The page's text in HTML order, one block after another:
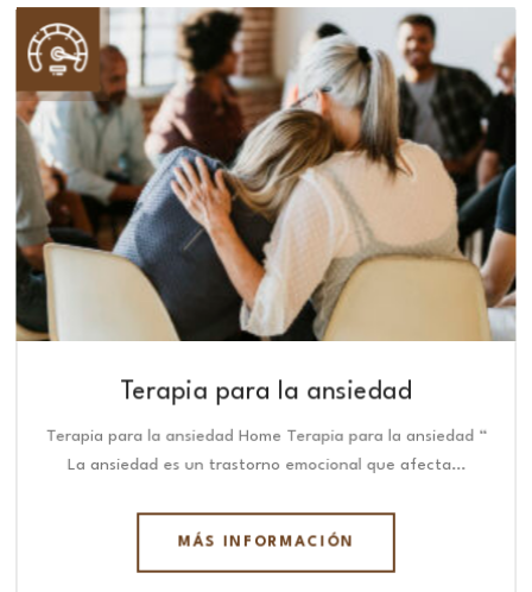
Terapia para la ansiedad
Terapia para la ansiedad Home Terapia para la ansiedad “
La ansiedad es un trastorno emocional que afecta…
MÁS INFORMACIÓN